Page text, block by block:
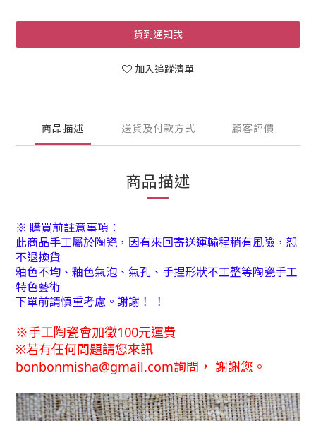
貨到通知我
加入追蹤清單
商品描述 送貨及付款方式 顧客評價
商品描述
※ 購買前註意事項：
此商品手工屬於陶瓷，因有來回寄送運輸程稍有風險，恕
不退換貨
釉色不均、釉色氣泡、氣孔、手捏形狀不工整等陶瓷手工
特色藝術
下單前請慎重考慮。謝謝！ ！
※手工陶瓷會加徵100元運費
※若有任何問題請您來訊
bonbonmisha@gmail.com詢問 ， 謝謝您。